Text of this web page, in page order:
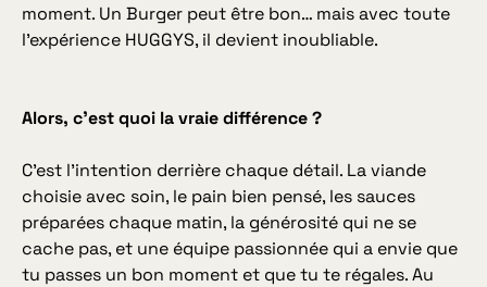
moment. Un Burger peut être bon… mais avec toute
l’expérience HUGGYS, il devient inoubliable.
Alors, c'est quoi la vraie différence ?
C'est l'intention derrière chaque détail. La viande
choisie avec soin, le pain bien pensé, les sauces
préparées chaque matin, la générosité qui ne se
cache pas, et une équipe passionnée qui a envie que
tu passes un bon moment et que tu te régales. Au